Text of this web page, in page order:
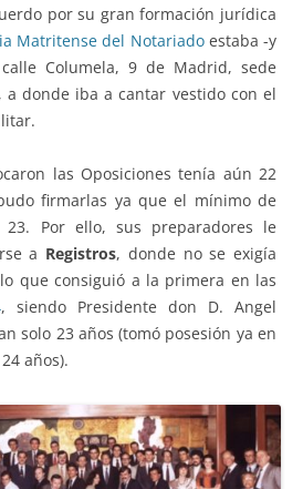
por su gran formación jurídica
Matritense del Notariadoestaba -y
Columela, 9 de Madrid, sede
donde iba a cantar vestido con el
las Oposiciones tenía aún 22
firmarlas ya que el mínimo de
Por ello, sus preparadores le
a Registros, donde no se exigía
que consiguió a la primera en las
, siendo Presidente don D. Angel
solo 23 años (tomó posesión ya en
años).